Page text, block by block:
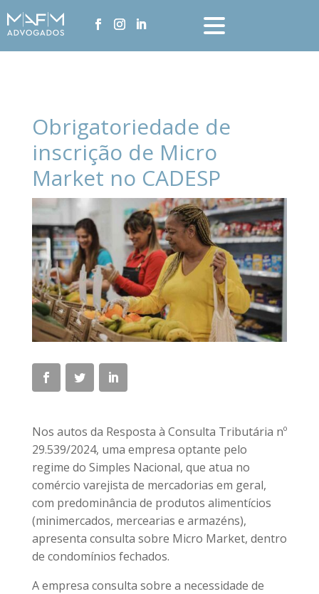
Obrigatoriedade de
inscrição de Micro
Market no CADESP
Nos autos da Resposta à Consulta Tributária nº
29.539/2024, uma empresa optante pelo
regime do Simples Nacional, que atua no
comércio varejista de mercadorias em geral,
com predominância de produtos alimentícios
(minimercados, mercearias e armazéns),
apresenta consulta sobre Micro Market, dentro
de condomínios fechados.
A empresa consulta sobre a necessidade de